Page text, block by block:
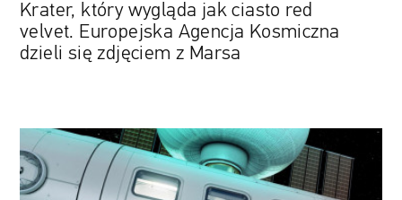
z
Marsa
Krater, który wygląda jak ciasto red
velvet. Europejska Agencja Kosmiczna
dzieli się zdjęciem z Marsa
Origin
z